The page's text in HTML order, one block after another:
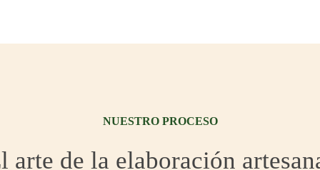
NUESTRO PROCESO
arte de la elaboración